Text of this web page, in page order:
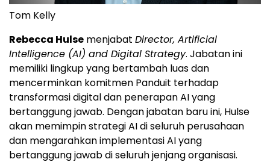
Tom Kelly
Rebecca Hulse menjabat Director, Artificial
Intelligence (AI) and Digital Strategy. Jabatan ini
memiliki lingkup yang bertambah luas dan
mencerminkan komitmen Panduit terhadap
transformasi digital dan penerapan AI yang
bertanggung jawab. Dengan jabatan baru ini, Hulse
akan memimpin strategiAI diseluruh perusahaan
dan mengarahkan implementasi AI yang
bertanggung jawab di seluruh jenjang organisasi.